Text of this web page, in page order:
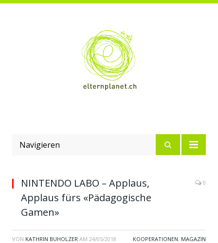
Navigieren
NINTENDO LABO – Applaus,
Applaus fürs «Pädagogische
Gamen»
0
VON KATHRIN BUHOLZER AM 24/05/2018 KOOPERATIONEN, MAGAZIN